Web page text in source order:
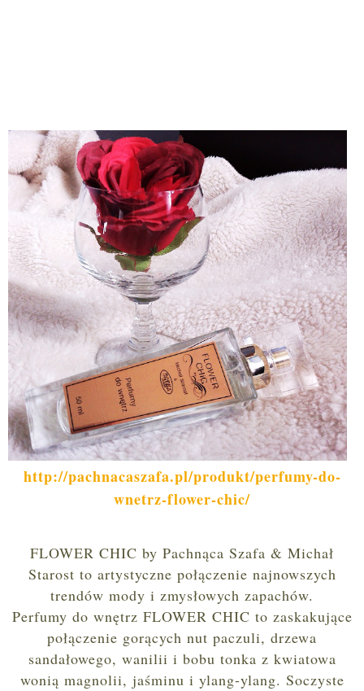
http://pachnacaszafa.pl/produkt/perfumy-do-
wnetrz-flower-chic/
FLOWER CHIC by Pachnąca Szafa & Michał
Starost to artystyczne połączenie najnowszych
trendów mody i zmysłowych zapachów.
Perfumy do wnętrz FLOWER CHIC to zaskakujące
połączenie gorących nut paczuli, drzewa
sandałowego, wanilii i bobu tonka z kwiatowa
wonią magnolii, jaśminu i ylang-ylang. Soczyste